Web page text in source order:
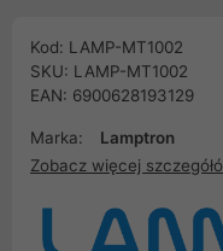
Kod: LAMP-MT1002
SKU: LAMP-MT1002
EAN: 6900628193129
Marka:
Lamptron
Zobacz więcej